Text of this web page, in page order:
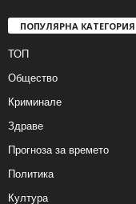
ПОПУЛЯРНА КАТЕГОРИЯ
ТОП
Общество
Криминале
Здраве
Прогноза за времето
Политика
Култура